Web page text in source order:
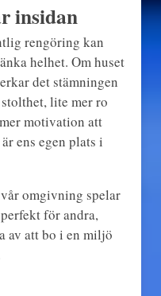
insidan
rengöring kan
helhet. Om huset
det stämningen
lite mer ro
motivation att
ens egen plats i
omgivning spelar
för andra,
av att bo i en miljö